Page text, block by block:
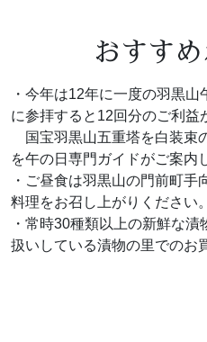
おすす
・今年は12年に一度の羽黒
に参拝すると12回分のご利益
国宝羽黒山五重塔を白装束
を午の日専門ガイドがご案内
・ご昼食は羽黒山の門前町
料理をお召し上がりください。
・常時30種類以上の新鮮な
扱いしている漬物の里でのお